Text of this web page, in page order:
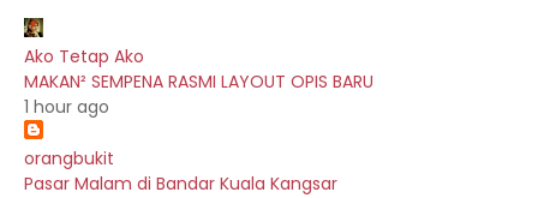
Ako Tetap Ako
MAKAN² SEMPENA RASMI LAYOUT OPIS BARU
1 hour ago
orangbukit
Pasar Malam di Bandar Kuala Kangsar